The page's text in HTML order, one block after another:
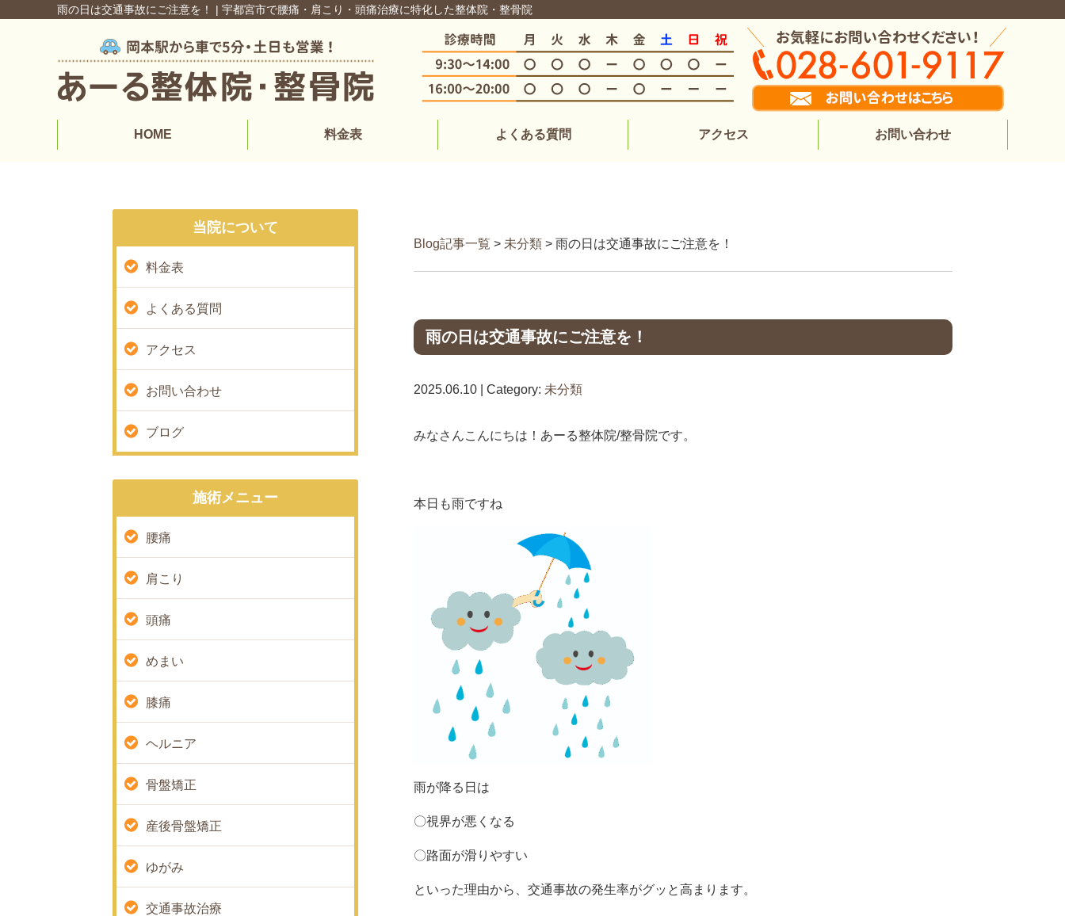
雨の日は交通事故にご注意を！ | 宇都宮市で腰痛・肩こり・頭痛治療に特化した整体院・整骨院
HOME 料金表 よくある質問 アクセス お問い合わせ
Blog記事一覧 > 未分類 > 雨の日は交通事故にご注意を！
雨の日は交通事故にご注意を！
2025.06.10 | Category: 未分類
みなさんこんにちは！あーる整体院/整骨院です。
本日も雨ですね
雨が降る日は
〇視界が悪くなる
〇路面が滑りやすい
といった理由から、交通事故の発生率がグッと高まります。
当院について
料金表
よくある質問
アクセス
お問い合わせ
ブログ
施術メニュー
腰痛
肩こり
頭痛
めまい
膝痛
ヘルニア
骨盤矯正
産後骨盤矯正
ゆがみ
交通事故治療